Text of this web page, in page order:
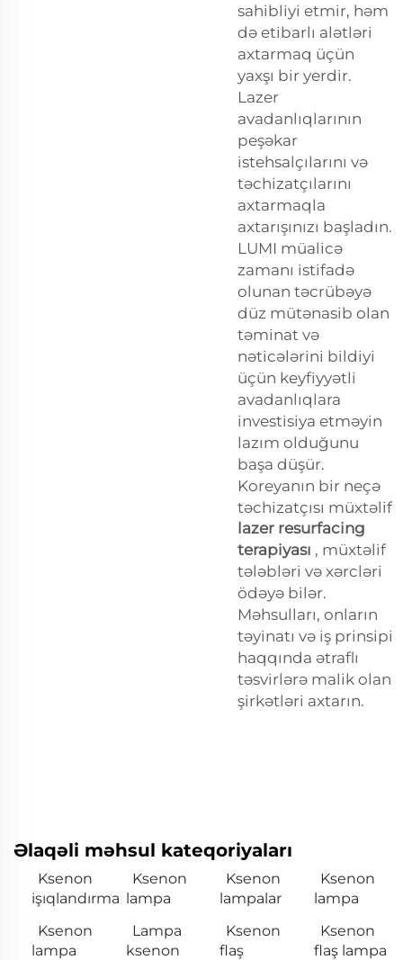
sahibliyi etmir, həm
də etibarlı alətləri
axtarmaq üçün
yaxşı bir yerdir.
Lazer
avadanlıqlarının
peşəkar
istehsalçılarını və
təchizatçılarını
axtarmaqla
axtarışınızı başladın.
LUMI müalicə
zamanı istifadə
olunan təcrübəyə
düz mütənasib olan
təminat və
nəticələrini bildiyi
üçün keyfiyyətli
avadanlıqlara
investisiya etməyin
lazım olduğunu
başa düşür.
Koreyanın bir neçə
təchizatçısı müxtəlif
lazer resurfacing
terapiyası , müxtəlif
tələbləri və xərcləri
ödəyə bilər.
Məhsulları, onların
təyinatı və iş prinsipi
haqqında ətraflı
təsvirlərə malik olan
şirkətləri axtarın.
Əlaqəli məhsul kateqoriyaları
Ksenon
işıqlandırma
Ksenon
lampa
Ksenon
lampalar
Ksenon
lampa
Ksenon
lampa
Lampa
ksenon
Ksenon
flaş
Ksenon
flaş lampa